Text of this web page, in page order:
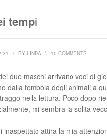
tempi
\ BY LINDA \ 10 COMMENTS
due maschi arrivano voci di
dalla tombola degli animali a
nella lettura. Poco dopo
mi sembra la solita
inaspettato attira la mia